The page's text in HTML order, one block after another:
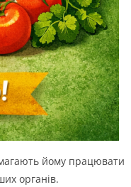
йому працювати
органів.